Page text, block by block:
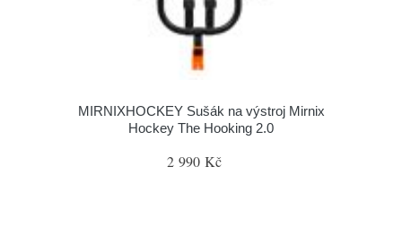
MIRNIXHOCKEY Sušák na výstroj Mirnix
Hockey The Hooking 2.0
2 990 Kč